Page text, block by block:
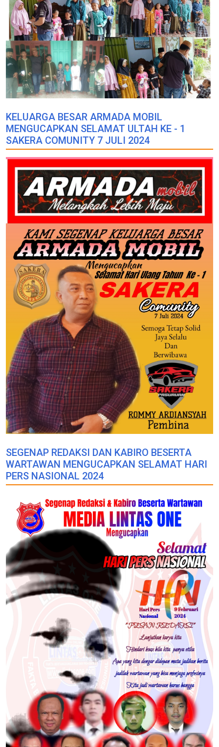
KELUARGA BESAR ARMADA MOBIL
MENGUCAPKAN SELAMAT ULTAH KE - 1
SAKERA COMUNITY 7 JULI 2024
SEGENAP REDAKSI DAN KABIRO BESERTA
WARTAWAN MENGUCAPKAN SELAMAT HARI
PERS NASIONAL 2024